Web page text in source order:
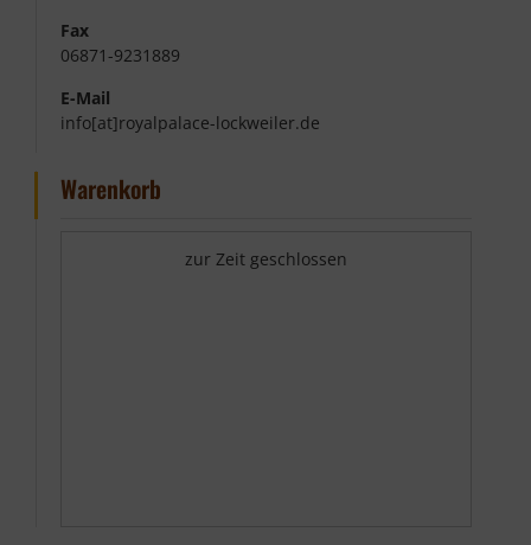
Fax
06871-9231889
E-Mail
info[at]royalpalace-lockweiler.de
Warenkorb
zur Zeit geschlossen